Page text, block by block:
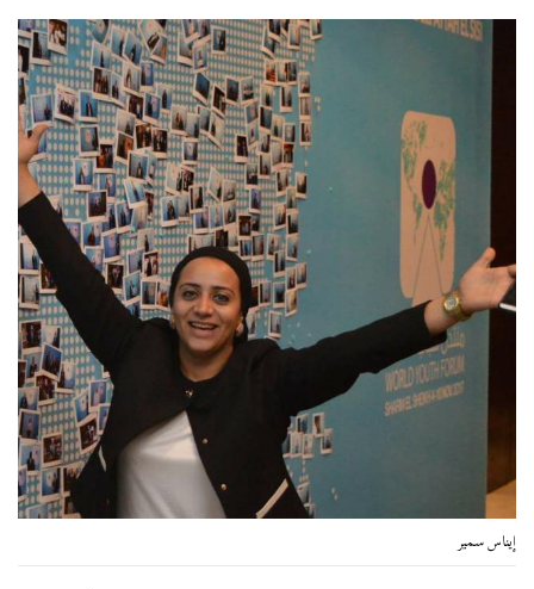
إيناس سمير